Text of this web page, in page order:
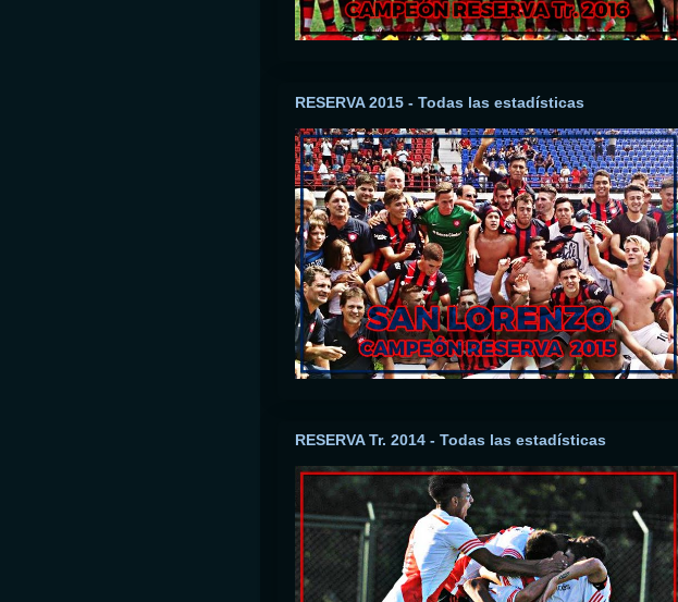
RESERVA 2015 - Todas las estadísticas
RESERVA Tr. 2014 - Todas las estadísticas